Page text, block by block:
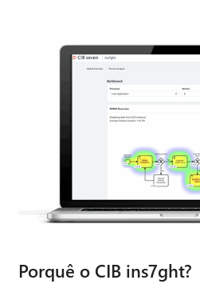
Porquê o CIB ins7ght?